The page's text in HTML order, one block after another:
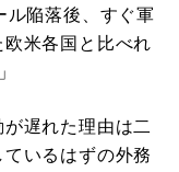
ル陥落後、すぐ軍
米各国と比べれ
遅れた理由は二
いるはずの外務